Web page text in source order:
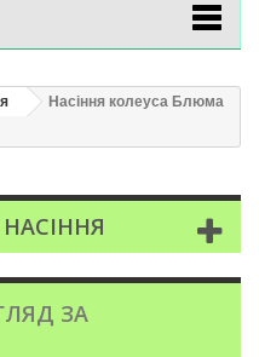
Насіння колеуса Блюма
ЗА